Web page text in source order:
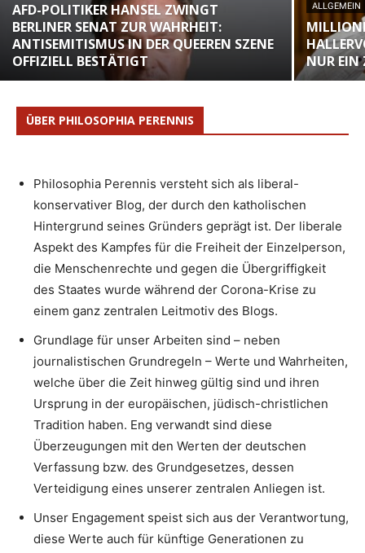
AFD-POLITIKER HANSEL ZWINGT
BERLINER SENAT ZUR WAHRHEIT:
ANTISEMITISMUS IN DER QUEEREN SZENE
OFFIZIELL BESTÄTIGT
ALLGEMEIN
NUR EIN
ÜBER PHILOSOPHIA PERENNIS
Philosophia Perennis versteht sich als liberal-
konservativer Blog, der durch den katholischen
Hintergrund seines Gründers geprägt ist. Der liberale
Aspekt des Kampfes für die Freiheit der Einzelperson,
die Menschenrechte und gegen die Übergriffigkeit
des Staates wurde während der Corona-Krise zu
einem ganz zentralen Leitmotiv des Blogs.
Grundlage für unser Arbeiten sind – neben
journalistischen Grundregeln – Werte und Wahrheiten,
welche über die Zeit hinweg gültig sind und ihren
Ursprung in der europäischen, jüdisch-christlichen
Tradition haben. Eng verwandt sind diese
Überzeugungen mit den Werten der deutschen
Verfassung bzw. des Grundgesetzes, dessen
Verteidigung eines unserer zentralen Anliegen ist.
Unser Engagement speist sich aus der Verantwortung,
diese Werte auch für künftige Generationen zu